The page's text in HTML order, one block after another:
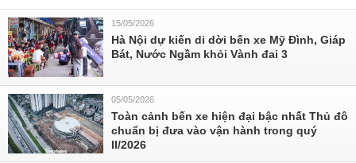
15/05/2026
Hà Nội dự kiến di dời bến xe Mỹ Đình, Giáp
Bát, Nước Ngầm khỏi Vành đai 3
05/05/2026
Toàn cảnh bến xe hiện đại bậc nhất Thủ đô
chuẩn bị đưa vào vận hành trong quý
II/2026